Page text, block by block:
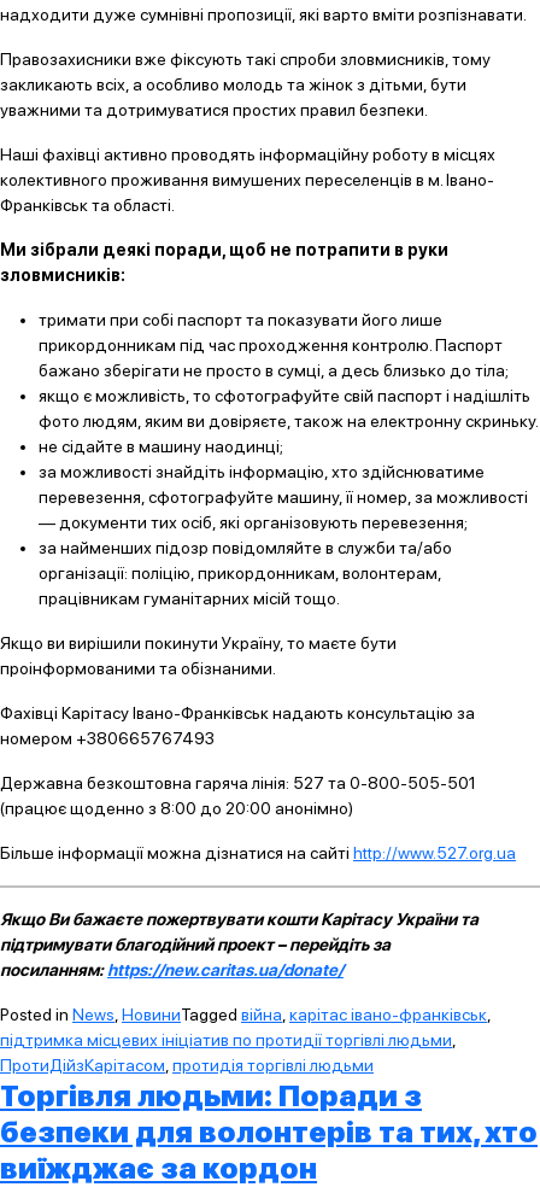
надходити дуже сумнівні пропозиції, які варто вміти розпізнавати.
Правозахисники вже фіксують такі спроби зловмисників, тому
закликають всіх, а особливо молодь та жінок з дітьми, бути
уважними та дотримуватися простих правил безпеки.
Наші фахівці активно проводять інформаційну роботу в місцях
колективного проживання вимушених переселенців в м. Івано-
Франківськ та області.
Ми зібрали деякі поради, щоб не потрапити в руки
зловмисників:
тримати при собі паспорт та показувати його лише
прикордонникам під час проходження контролю. Паспорт
бажано зберігати не просто в сумці, а десь близько до тіла;
якщо є можливість, то сфотографуйте свій паспорт і надішліть
фото людям, яким ви довіряєте, також на електронну скриньку.
не сідайте в машину наодинці;
за можливості знайдіть інформацію, хто здійснюватиме
перевезення, сфотографуйте машину, її номер, за можливості
— документи тих осіб, які організовують перевезення;
за найменших підозр повідомляйте в служби та/або
організації: поліцію, прикордонникам, волонтерам,
працівникам гуманітарних місій тощо.
Якщо ви вирішили покинути Україну, то маєте бути
проінформованими та обізнаними.
Фахівці Карітасу Івано-Франківськ надають консультацію за
номером +380665767493
Державна безкоштовна гаряча лінія: 527 та 0-800-505-501
(працює щоденно з 8:00 до 20:00 анонімно)
Більше інформації можна дізнатися на сайті http://www.527.org.ua
Якщо Ви бажаєте пожертвувати кошти Карітасу України та
підтримувати благодійний проект – перейдіть за
посиланням:https://new.caritas.ua/donate/
Posted in News НовиниTagged війна карітас івано-франківськ
підтримка місцевих ініціатив по протидії торгівлі людьми
ПротиДійзКарітасом протидія торгівлі людьми
Торгівля людьми: Поради з
безпеки для волонтерів та тих, хто
виїжджає за кордон